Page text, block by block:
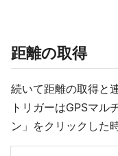
距離の取得
続いて距離の取得と
トリガーはGPSマル
ン」をクリックした